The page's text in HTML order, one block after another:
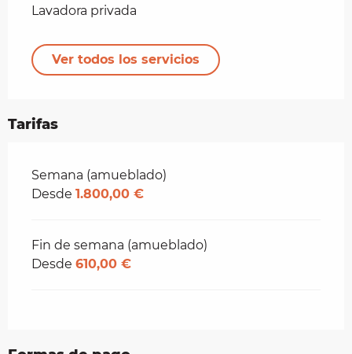
Lavadora privada
Ver todos los servicios
Tarifas
Tarifas 2026
Semana (amueblado)
Desde 1.800,00 €
Fin de semana (amueblado)
Desde 610,00 €